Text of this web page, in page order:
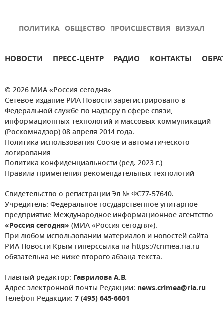
ПОЛИТИКА ОБЩЕСТВО ПРОИСШЕСТВИЯ ВИЗУАЛ
НОВОСТИ ПРЕСС-ЦЕНТР РАДИО КОНТАКТЫ
© 2026 МИА «Россия сегодня»
Сетевое издание РИА Новости зарегистрировано в
Федеральной службе по надзору в сфере связи,
информационных технологий и массовых коммуникаций
(Роскомнадзор) 08 апреля 2014 года.
Политика использования Cookie и автоматического
логирования
Политика конфиденциальности (ред. 2023 г.)
Правила применения рекомендательных технологий
Свидетельство о регистрации Эл № ФС77-57640.
Учредитель: Федеральное государственное унитарное
предприятие Международное информационное агентство
«Россия сегодня» (МИА «Россия сегодня»).
При любом использовании материалов и новостей сайта
РИА Новости Крым гиперссылка на https://crimea.ria.ru
обязательна не ниже второго абзаца текста.
Главный редактор: Гаврилова А.В.
Адрес электронной почты Редакции: news.crimea@ria.ru
Телефон Редакции: 7 (495) 645-6601